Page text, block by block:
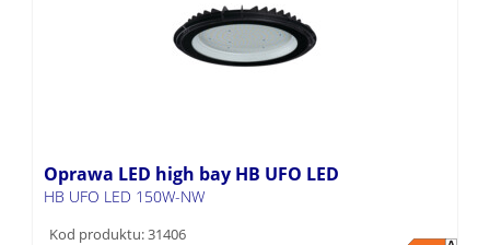
Oprawa LED high bay HB UFO LED
HB UFO LED 150W-NW
Kod produktu: 31406